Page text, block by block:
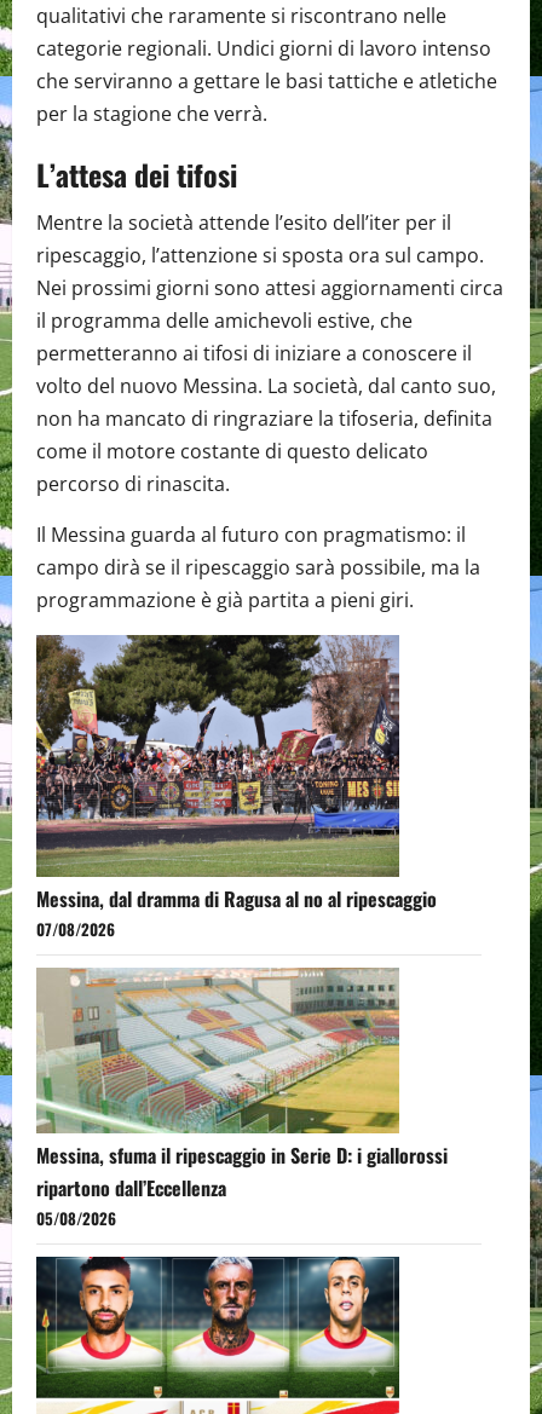
qualitativi che raramente si riscontrano nelle
categorie regionali. Undici giorni di lavoro intenso
che serviranno a gettare le basi tattiche e atletiche
per la stagione che verrà.
L’attesa dei tifosi
Mentre la società attende l’esito dell’iter per il
ripescaggio, l’attenzione si sposta ora sul campo.
Nei prossimi giorni sono attesi aggiornamenti circa
il programma delle amichevoli estive, che
permetteranno ai tifosi di iniziare a conoscere il
volto del nuovo Messina. La società, dal canto suo,
non ha mancato di ringraziare la tifoseria, definita
come il motore costante di questo delicato
percorso di rinascita.
Il Messina guarda al futuro con pragmatismo: il
campo dirà se il ripescaggio sarà possibile, ma la
programmazione è già partita a pieni giri.
Messina, dal dramma di Ragusa al no al ripescaggio
07/08/2026
Messina, sfuma il ripescaggio in Serie D: i giallorossi
ripartono dall’Eccellenza
05/08/2026